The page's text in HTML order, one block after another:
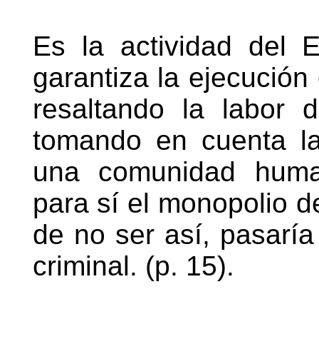
Es la actividad del
garantiza la
resaltando la labor
tomando en cuenta
una comunidad
para sí el monopolio
de no ser así,
criminal. (p. 15).